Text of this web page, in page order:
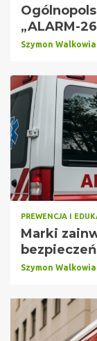
„ALARM-
Szymon
PREWENCJA I
Marki
Szymon